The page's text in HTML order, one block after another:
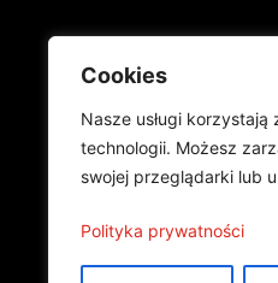
Cookies
Nasze usługi
technologii. Możesz
swojej przeglądarki lub
Polityka prywatności